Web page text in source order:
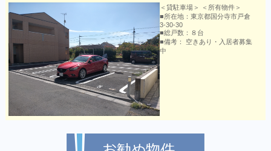
＜貸駐車場＞ ＜所有物件＞
■所在地：東京都国分寺市戸倉
3-30-30
■総戸数：８台
■備考： 空きあり・入居者募集
中